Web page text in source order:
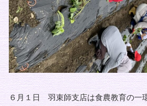
６月１日 羽束師支店は食農教育の一